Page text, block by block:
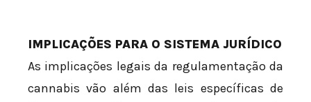
IMPLICAÇÕES PARA O SISTEMA JURÍDICO
As implicações legais da regulamentação da
cannabis vão além das leis específicas de